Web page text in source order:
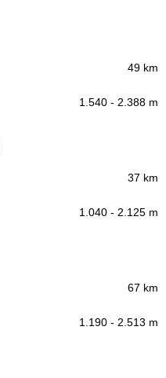
49 km
1.540 - 2.388 m
37 km
1.040 - 2.125 m
67 km
1.190 - 2.513 m